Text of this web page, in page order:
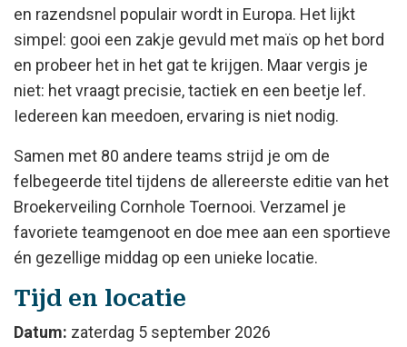
en razendsnel populair wordt in Europa. Het lijkt
simpel: gooi een zakje gevuld met maïs op het bord
en probeer het in het gat te krijgen. Maar vergis je
niet: het vraagt precisie, tactiek en een beetje lef.
Iedereen kan meedoen, ervaring is niet nodig.
Samen met 80 andere teams strijd je om de
felbegeerde titel tijdens de allereerste editie van het
Broekerveiling Cornhole Toernooi. Verzamel je
favoriete teamgenoot en doe mee aan een sportieve
én gezellige middag op een unieke locatie.
Tijd en locatie
Datum: zaterdag 5 september 2026